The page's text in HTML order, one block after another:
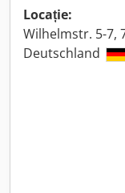
Locație:
Wilhelmstr. 5-7,
Deutschland